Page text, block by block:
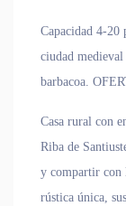
Capacidad 4-20
ciudad
barbacoa.
Casa rural con
Riba de
y compartir con
rústica única,